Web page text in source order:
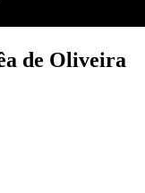
de Oliveira